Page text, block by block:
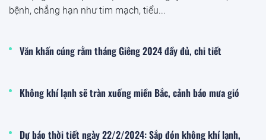
bệnh, chẳng hạn như tim mạch, tiểu...
Văn khấn cúng rằm tháng Giêng 2024 đầy đủ, chi tiết
Không khí lạnh sẽ tràn xuống miền Bắc, cảnh báo mưa gió
Dự báo thời tiết ngày 22/2/2024: Sắp đón không khí lạnh,